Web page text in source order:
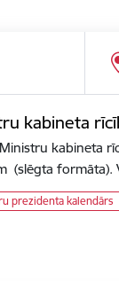
kabineta
kabineta
(slēgta
prezidenta kalendārs